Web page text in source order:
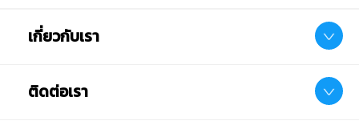
เกี่ยวกับเรา
ติดต่อเรา